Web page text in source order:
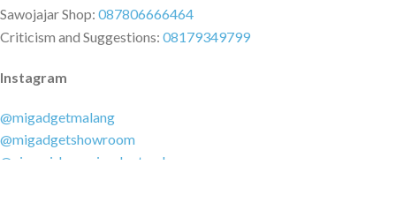
Sawojajar Shop: 087806666464
Criticism and Suggestions: 08179349799
Instagram
@migadgetmalang
@migadgetshowroom
@xiaomishop.migadgetmalang